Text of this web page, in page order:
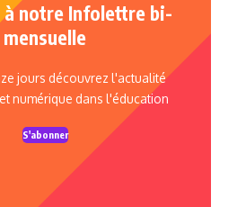
à notre Infolettre bi-
mensuelle
jours découvrez l'actualité
numérique dans l'éducation
S'abonner